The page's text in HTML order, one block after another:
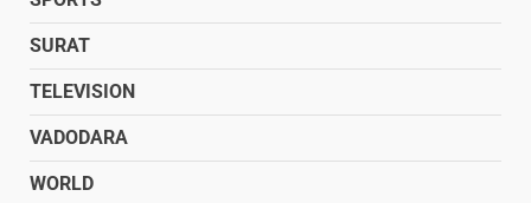
SURAT
TELEVISION
VADODARA
WORLD